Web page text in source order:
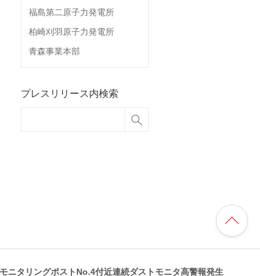
福島第二原子力発電所
柏崎刈羽原子力発電所
青森事業本部
プレスリリース内検索
ニタリングポストNo.4付近連続ダストモニタ高警報発生